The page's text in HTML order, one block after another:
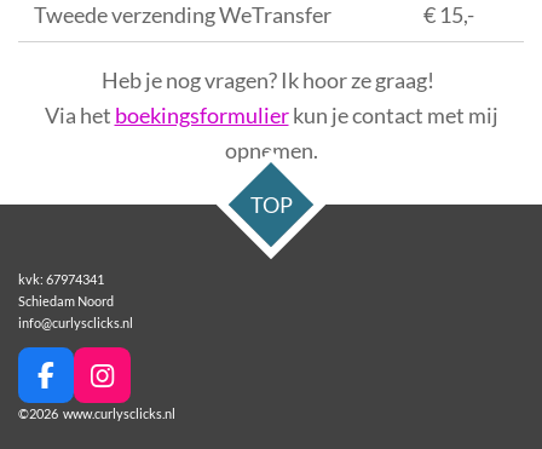
Tweede verzending WeTransfer € 15,-
Heb je nog vragen? Ik hoor ze graag!
Via het boekingsformulierkun je contact met mij
opnemen.
TOP
kvk: 67974341
Schiedam Noord
info@curlysclicks.nl
F
a
I
n
©2026 www.curlysclicks.nl